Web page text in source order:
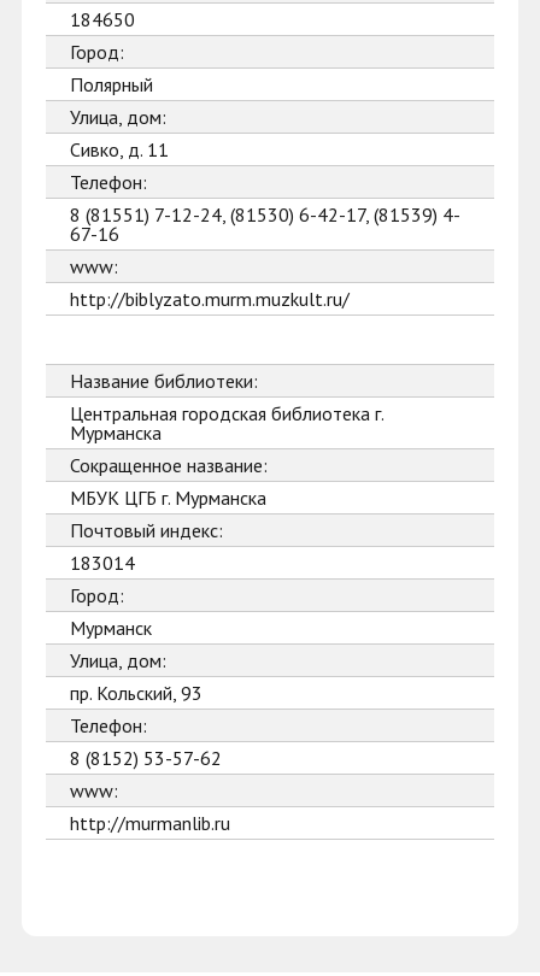
184650
Город:
Полярный
Улица, дом:
Сивко, д. 11
Телефон:
8 (81551) 7-12-24, (81530) 6-42-17, (81539) 4-
67-16
www:
http://biblyzato.murm.muzkult.ru/
Название библиотеки:
Центральная городская библиотека г.
Мурманска
Сокращенное название:
МБУК ЦГБ г. Мурманска
Почтовый индекс:
183014
Город:
Мурманск
Улица, дом:
пр. Кольский, 93
Телефон:
8 (8152) 53-57-62
www:
http://murmanlib.ru